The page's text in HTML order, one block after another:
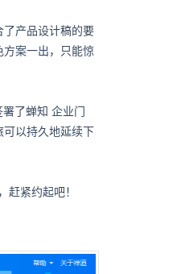
了产品设计稿的要
方案一出，只能惊
了蝉知 企业门
以持久地延续下
赶紧约起吧！